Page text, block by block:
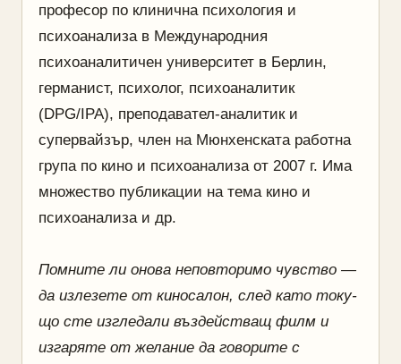
професор по клинична психология и
психоанализа в Международния
психоаналитичен университет в Берлин,
германист, психолог, психоаналитик
(DPG/IPA), преподавател-аналитик и
супервайзър, член на Мюнхенската работна
група по кино и психоанализа от 2007 г. Има
множество публикации на тема кино и
психоанализа и др.
Помните ли онова неповторимо чувство —
да излезете от киносалон, след като току-
що сте изгледали въздействащ филм и
изгаряте от желание да говорите с